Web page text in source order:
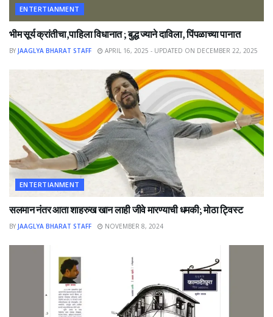
ENTERTIANMENT
भीम सूर्य क्रांतीचा,पाहिला विधानात ; बुद्ध ज्याने दाविला, पिंपळाच्या पानात
BY JAAGLYA BHARAT STAFF APRIL 16, 2025 - UPDATED ON DECEMBER 22, 2025
ENTERTIANMENT
सलमान नंतर आता शाहरुख खान लाही जीवे मारण्याची धमकी; मोठा ट्विस्ट
BY JAAGLYA BHARAT STAFF NOVEMBER 8, 2024